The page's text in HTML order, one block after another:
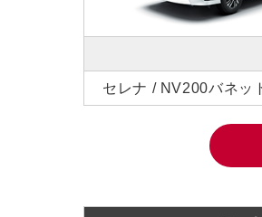
セレナ / NV200バネッ